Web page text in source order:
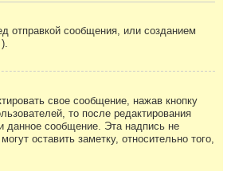
отправкой сообщения, или созданием
).
свое сообщение, нажав кнопку
то после редактирования
данное сообщение. Эта надпись не
оставить заметку, относительно того,